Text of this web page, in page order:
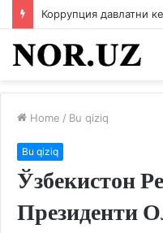
Коррупция давлатни
Home / Bu qiziq
Bu qiziq
Ўзбекистон
Президенти